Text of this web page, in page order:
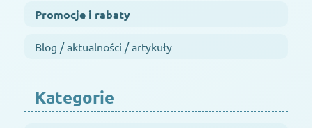
Promocje i rabaty
Blog / aktualności / artykuły
Kategorie